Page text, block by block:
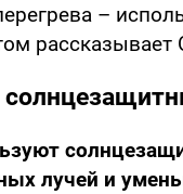
–
рассказывает
лучей и